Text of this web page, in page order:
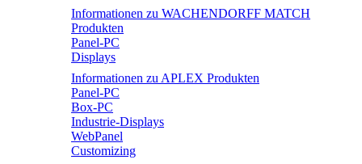
Informationen zu WACHENDORFF MATCH
Produkten
Panel-PC
Displays
Informationen zu APLEX Produkten
Panel-PC
Box-PC
Industrie-Displays
WebPanel
Customizing